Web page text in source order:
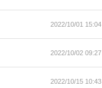
2022/10/01 15:04
2022/10/02 09:27
2022/10/15 10:43